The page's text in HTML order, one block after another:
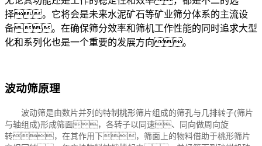
择。它将会是未来水泥矿石等矿业筛分体系的主流设
备。在确保筛分效率和筛机工作性能的同时追求大型
化和系列化也是一个重要的发展方向。
波动筛原理
波动筛是由数片并列的特制桃形筛片组成的筛孔与几排转子(筛片
与轴组成)形成筛面，各转子以同速、同向做周向旋
转，在其作用下，筛面上的物料借助于桃形筛片